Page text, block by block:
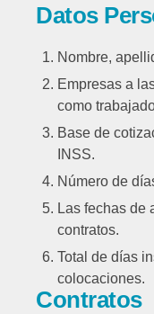
Datos
Nombre,
Empresas a
como
Base de
INSS.
Número de
Las fechas de
contratos.
Total de días
colocaciones.
Contratos